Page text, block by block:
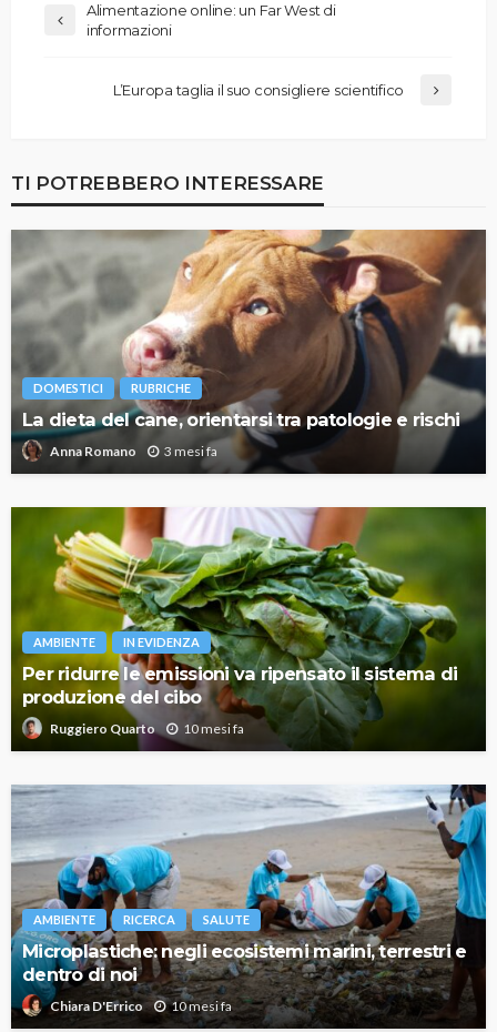
Alimentazione online: un Far West di
informazioni
L’Europa taglia il suo consigliere scientifico
TI POTREBBERO INTERESSARE
DOMESTICI RUBRICHE
La dieta del cane, orientarsi tra patologie e rischi
Anna Romano 3 mesi fa
AMBIENTE IN EVIDENZA
Per ridurre le emissioni va ripensato il sistema di
produzione del cibo
Ruggiero Quarto 10 mesi fa
AMBIENTE RICERCA SALUTE
Microplastiche: negli ecosistemi marini, terrestri e
dentro di noi
Chiara D'Errico 10 mesi fa